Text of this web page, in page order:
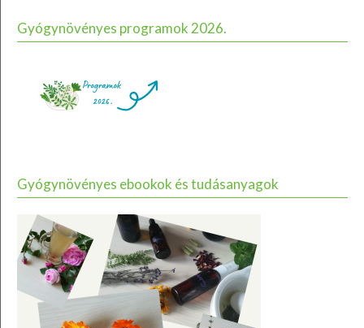
Gyógynövényes programok 2026.
Gyógynövényes ebookok és tudásanyagok